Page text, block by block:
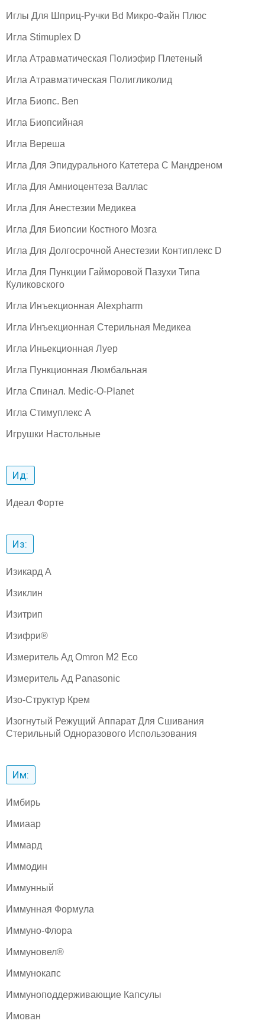
Иглы Для Шприц-Ручки Bd Микро-Файн Плюс
Игла Stimuplex D
Игла Атравматическая Полиэфир Плетеный
Игла Атравматическая Полигликолид
Игла Биопс. Ben
Игла Биопсийная
Игла Вереша
Игла Для Эпидурального Катетера С Мандреном
Игла Для Амниоцентеза Валлас
Игла Для Анестезии Медикеа
Игла Для Биопсии Костного Мозга
Игла Для Долгосрочной Анестезии Контиплекс D
Игла Для Пункции Гайморовой Пазухи Типа
Куликовского
Игла Инъекционная Alexpharm
Игла Инъекционная Стерильная Медикеа
Игла Иньекционная Луер
Игла Пункционная Люмбальная
Игла Спинал. Medic-O-Planet
Игла Стимуплекс A
Игрушки Настольные
Ид:
Идеал Форте
Из:
Изикард A
Изиклин
Изитрип
Изифри®
Измеритель Ад Omron M2 Eco
Измеритель Ад Panasonic
Изо-Структур Крем
Изогнутый Режущий Аппарат Для Сшивания
Стерильный Одноразового Использования
Им:
Имбирь
Имиаар
Иммард
Иммодин
Иммунный
Иммунная Формула
Иммуно-Флора
Иммуновел®
Иммунокапс
Иммуноподдерживающие Капсулы
Имован